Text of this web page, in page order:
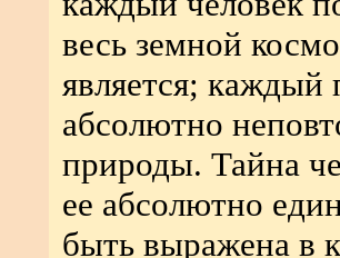
весь земной
является; каждый
абсолютно
природы. Тайна
ее абсолютно
быть выражена в